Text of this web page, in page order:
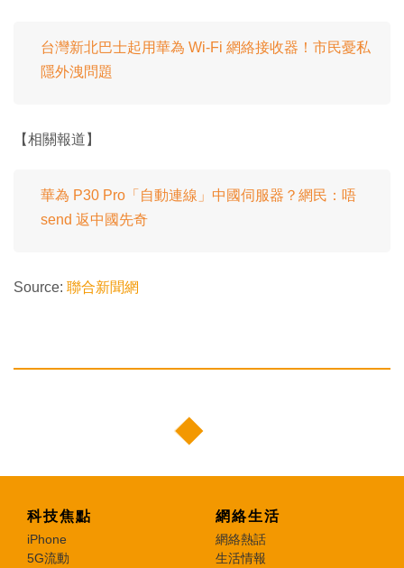
台灣新北巴士起用華為 Wi-Fi 網絡接收器！市民憂私
隱外洩問題
【相關報道】
華為 P30 Pro「自動連線」中國伺服器？網民：唔
send 返中國先奇
Source: 聯合新聞網
科技焦點
iPhone
5G流動
網絡生活
網絡熱話
生活情報